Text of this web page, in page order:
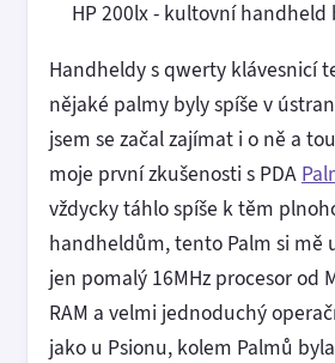
HP 200lx - kultovní handheld
Handheldy s qwerty klávesnicí
nějaké palmy byly spíše v
jsem se začal zajímat i o ně a
moje první zkušenosti s PDA
vždycky táhlo spíše k těm
handheldům, tento Palm si mě
jen pomalý 16MHz procesor od
RAM a velmi jednoduchý
jako u Psionu, kolem Palmů